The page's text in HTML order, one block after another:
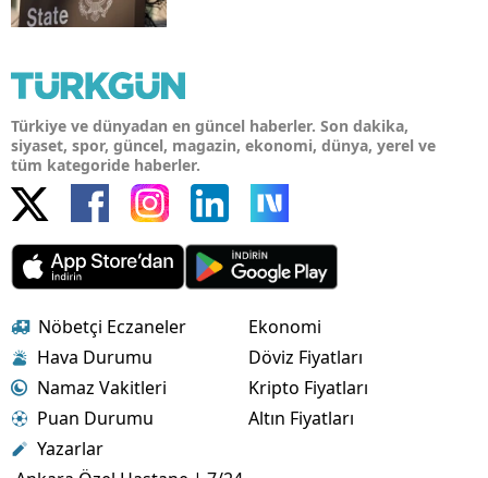
Türkiye ve dünyadan en güncel haberler. Son dakika,
siyaset, spor, güncel, magazin, ekonomi, dünya, yerel ve
tüm kategoride haberler.
Nöbetçi Eczaneler
Hava Durumu
Namaz Vakitleri
Puan Durumu
Yazarlar
Ekonomi
Döviz Fiyatları
Kripto Fiyatları
Altın Fiyatları